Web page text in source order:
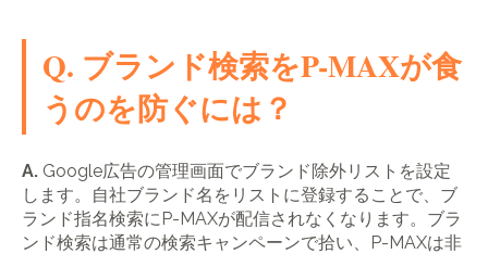
Q. ブランド検索をP-MAXが食
うのを防ぐには？
A. Google広告の管理画面でブランド除外リストを設定
します。自社ブランド名をリストに登録することで、ブ
ランド指名検索にP-MAXが配信されなくなります。ブラ
ンド検索は通常の検索キャンペーンで拾い、P-MAXは非